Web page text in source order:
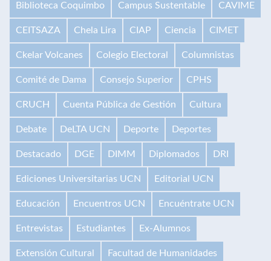
Biblioteca Coquimbo Campus Sustentable CAVIME
CEITSAZA Chela Lira CIAP Ciencia CIMET
Ckelar Volcanes Colegio Electoral Columnistas
Comité de Dama Consejo Superior CPHS
CRUCH Cuenta Pública de Gestión Cultura
Debate DeLTA UCN Deporte Deportes
Destacado DGE DIMM Diplomados DRI
Ediciones Universitarias UCN Editorial UCN
Educación Encuentros UCN Encuéntrate UCN
Entrevistas Estudiantes Ex-Alumnos
Extensión Cultural Facultad de Humanidades